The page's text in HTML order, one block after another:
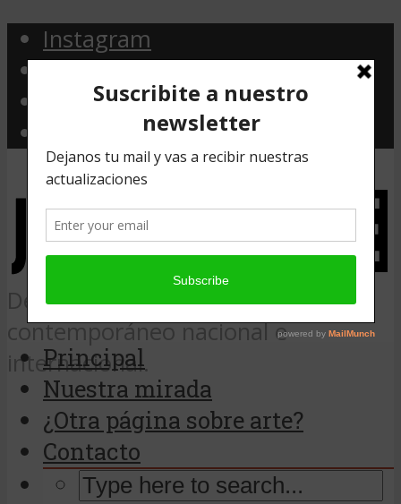
Instagram
Facebook
Twitter
Desde Argentina, noticias de arte
contemporáneo nacional e
internacional.
Principal
Nuestra mirada
¿Otra página sobre arte?
Contacto